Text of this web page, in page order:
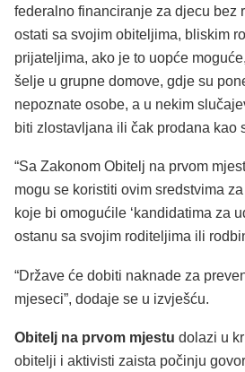
federalno financiranje za djecu bez
ostati sa svojim obiteljima, bliskim
prijateljima, ako je to uopće
šelje u grupne domove, gdje su
nepoznate osobe, a u nekim
biti zlostavljana ili čak prodana kao
“Sa Zakonom Obitelj na prvom
mogu se koristiti ovim sredstvima
koje bi omogućile ‘kandidatima za
ostanu sa svojim roditeljima ili
“Države će dobiti naknade za
mjeseci”, dodaje se u izvješću.
Obitelj na prvom mjestu dolazi u
obitelji i aktivisti zaista počinju